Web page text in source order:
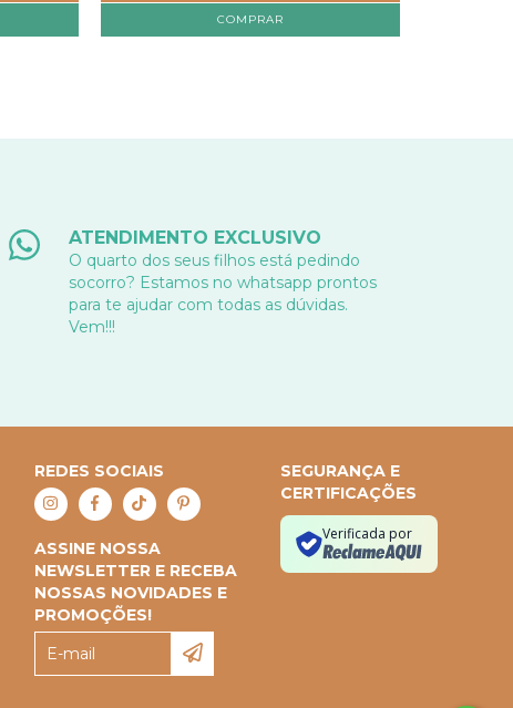
COMPRAR
ATENDIMENTO EXCLUSIVO
O quarto dos seus filhos está pedindo
socorro? Estamos no whatsapp prontos
para te ajudar com todas as dúvidas.
Vem!!!
REDES SOCIAIS
ASSINE NOSSA
NEWSLETTER E RECEBA
NOSSAS NOVIDADES E
PROMOÇÕES!
SEGURANÇA E
CERTIFICAÇÕES
Verificada por